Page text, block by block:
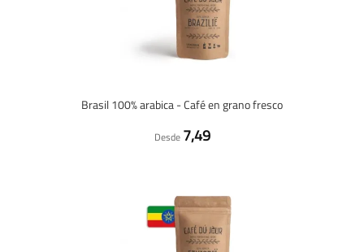
Brasil 100% arabica - Café en grano fresco
Desde 7,49